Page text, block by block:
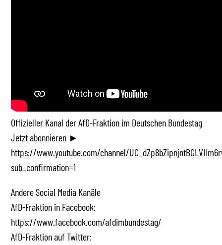
Offizieller Kanal der AfD-Fraktion im Deutschen Bundestag
Jetzt abonnieren ►
https://www.youtube.com/channel/
sub_confirmation=1
Andere Social Media Kanäle
AfD-Fraktion in Facebook:
https://www.facebook.com/afdimbundestag/
AfD-Fraktion auf Twitter: